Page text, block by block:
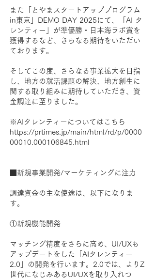
また「とやまスタートアッププログラム
in東京」DEMO DAY 2025にて、「AI タ
レンティー」が準優勝・日本海ラボ賞を
獲得するなど、さらなる期待をいただい
ております。
そしてこの度、さらなる事業拡大を目指
し、地方の就活課題の解決、地方創生に
関する取り組みに期待していただき、資
金調達に至りました。
※AIタレンティーについてはこちら
https://prtimes.jp/main/html/rd/p/0000
00010.000106845.html
■新規事業開発/マーケティングに注力
調達資金の主な使途は、以下になりま
す。
①新規機能開発
マッチング精度をさらに高め、UI/UXも
アップデートをした「AIタレンティー
2.0」の開発を行います。2.0では、よりZ
世代になじみあるUI/UXを取り入れつ